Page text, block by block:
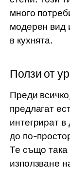
много
модерен вид
в кухнята.
Ползи от
Преди
предлагат
интегрират в
до по-
Те също така
използване